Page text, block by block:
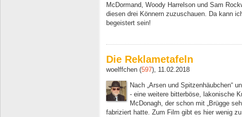
McDormand, Woody Harrelson und Sam
diesen drei Könnern zuzuschauen. Da kann
begeistert sein!
Die Reklametafeln
woelffchen (597), 11.02.2018
Nach „Arsen und Spitzenhäubchen“
- eine weitere bitterböse, lakonische
McDonagh, der schon mit „Brügge
fabriziert hatte. Zum Film gibt es hier wenig